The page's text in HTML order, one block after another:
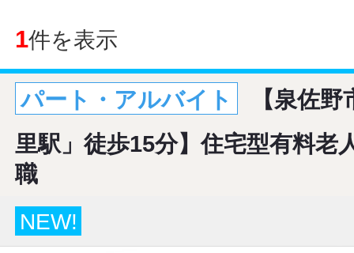
1件を表示
パート・アルバイト
【泉佐
里駅」徒歩15分】住宅型有料
職
NEW!